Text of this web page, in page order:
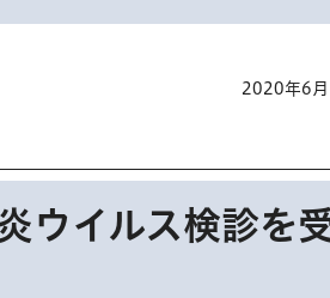
2020年6
ウイルス検診を